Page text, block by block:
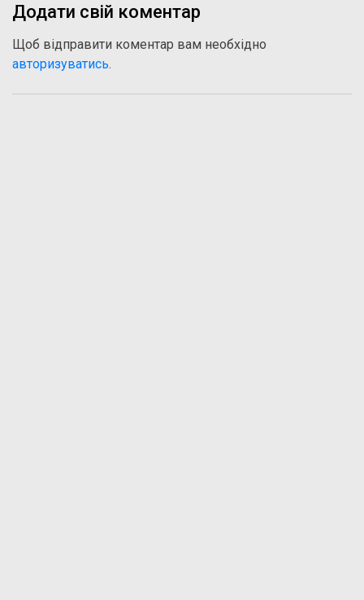
Додати свій коментар
Щоб відправити коментар вам необхідно
авторизуватись.